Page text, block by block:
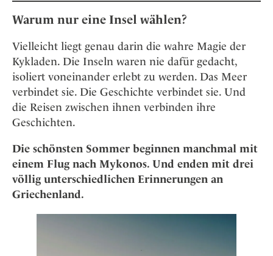
Warum nur eine Insel wählen?
Vielleicht liegt genau darin die wahre Magie der
Kykladen. Die Inseln waren nie dafür gedacht,
isoliert voneinander erlebt zu werden. Das Meer
verbindet sie. Die Geschichte verbindet sie. Und
die Reisen zwischen ihnen verbinden ihre
Geschichten.
Die schönsten Sommer beginnen manchmal mit
einem Flug nach Mykonos. Und enden mit drei
völlig unterschiedlichen Erinnerungen an
Griechenland.